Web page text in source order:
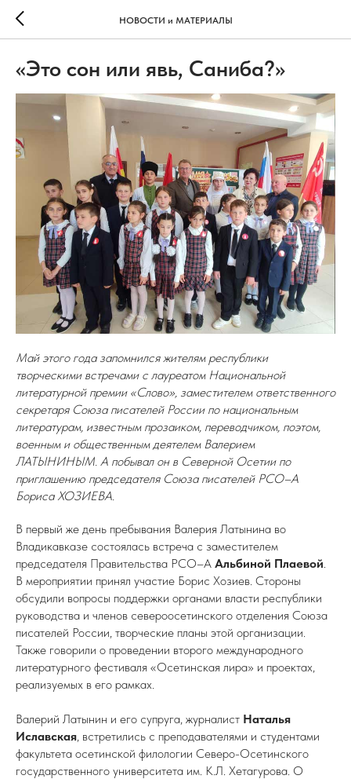
НОВОСТИ и МАТЕРИАЛЫ
«Это сон или явь, Саниба?»
Май этого года запомнился жителям республики
творческими встречами с лауреатом Национальной
литературной премии «Слово», заместителем ответственного
секретаря Союза писателей России по национальным
литературам, известным прозаиком, переводчиком, поэтом,
военным и общественным деятелем Валерием
ЛАТЫНИНЫМ. А побывал он в Северной Осетии по
приглашению председателя Союза писателей РСО–А
Бориса ХОЗИЕВА.
В первый же день пребывания Валерия Латынина во
Владикавказе состоялась встреча с заместителем
председателя Правительства РСО–А Альбиной Плаевой.
В мероприятии принял участие Борис Хозиев. Стороны
обсудили вопросы поддержки органами власти республики
руководства и членов североосетинского отделения Союза
писателей России, творческие планы этой организации.
Также говорили о проведении второго международного
литературного фестиваля «Осетинская лира» и проектах,
реализуемых в его рамках.
Валерий Латынин и его супруга, журналист Наталья
Иславская, встретились с преподавателями и студентами
факультета осетинской филологии Северо-Осетинского
государственного университета им. К.Л. Хетагурова. О